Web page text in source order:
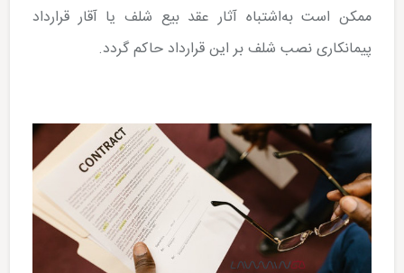
ممکن است به‌اشتباه آثار عقد بیع شلف یا آقار قرارداد
پیمانکاری نصب شلف بر این قرارداد حاکم گردد.